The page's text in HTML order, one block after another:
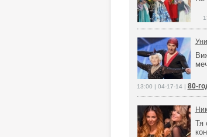
13:00 | 04-17-14 | 80-
Тя